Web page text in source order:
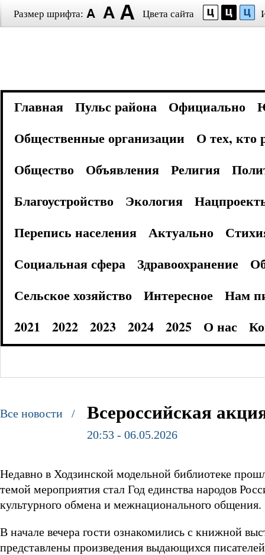
Размер шрифта: Цвета сайта
Главная Пульс района Официально
Общественные организации
О тех, кто
Общество
Объявления Религия
Благоустройство
Экология
Перепись населения
Актуально
Социальная сфера
Здравоохранение
Сельское хозяйство
Интересное
Нам
2021
2022 2023 2024 2025 О нас
Все новости / Всероссийская
20:53 - 06.05.2026
Недавно в Ходзинской модельной библиотеке
темой мероприятия стал Год единства народов
культурного обмена и межнационального общения.
В начале вечера гости ознакомились с книжной
представлены произведения выдающихся